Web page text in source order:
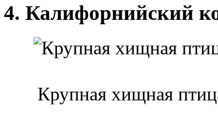
4. Калифорнийский
Крупная хищная